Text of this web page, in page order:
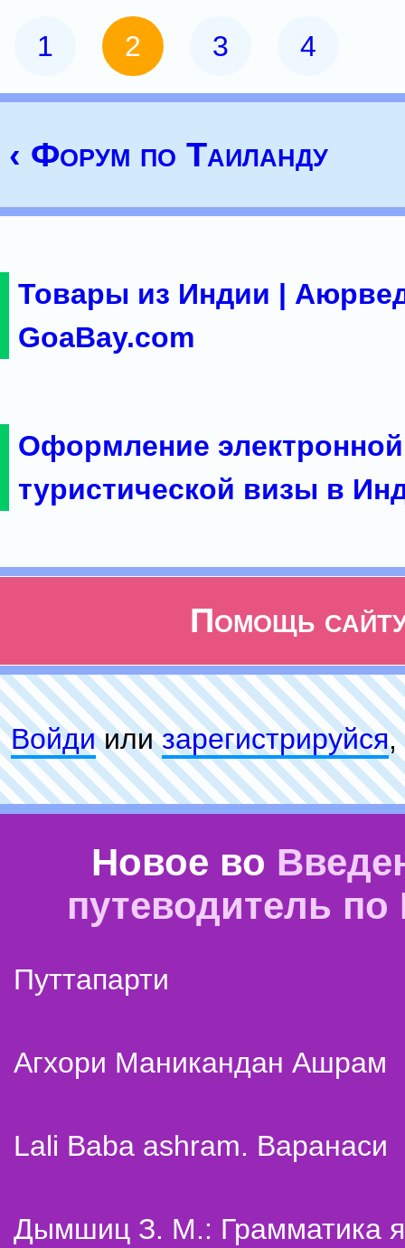
1 2 3 4
‹ Форум по Таиланду
Товары из Индии |
GoaBay.com
Оформление электронной
туристической визы в
Помощь
Войдиилизарeгиcтpируйся,
Новое во
путеводитель
Путтапарти
Агхори Маникандан Ашрам
Lali Baba ashram. Варанаси
Дымшиц З. М.: Грамматика